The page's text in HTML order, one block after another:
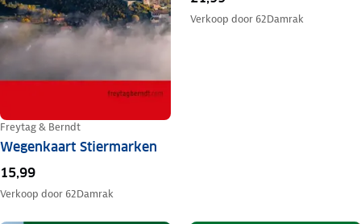
Freytag & Berndt
Wegenkaart Stiermarken
15,99
Verkoop door 62Damrak
Verkoop door 62Damrak